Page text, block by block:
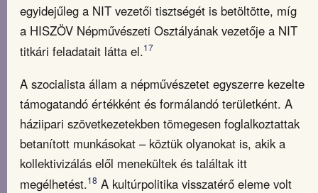
egyidejűleg a NIT vezetői tisztségét is betöltötte, míg
a HISZÖV Népművészeti Osztályának vezetője a NIT
titkári feladatait látta el.17
A szocialista állam a népművészetet egyszerre kezelte
támogatandó értékként és formálandó területként. A
háziipari szövetkezetekben tömegesen foglalkoztattak
betanított munkásokat – köztük olyanokat is, akik a
kollektivizálás elől menekültek és találtak itt
megélhetést.18 A kultúrpolitika visszatérő eleme volt